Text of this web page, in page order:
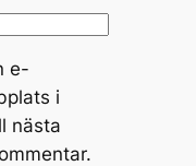
e-
i
nästa